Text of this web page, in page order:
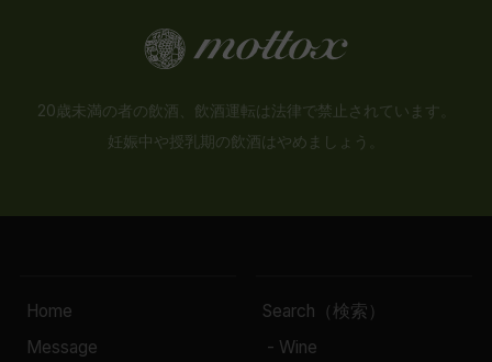
20歳未満の者の飲酒、飲酒運転は法律で禁止されています。
妊娠中や授乳期の飲酒はやめましょう。
Home
Message
Search（検索）
- Wine